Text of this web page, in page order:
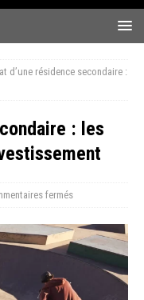
d’une résidence secondaire :
: les
fermés